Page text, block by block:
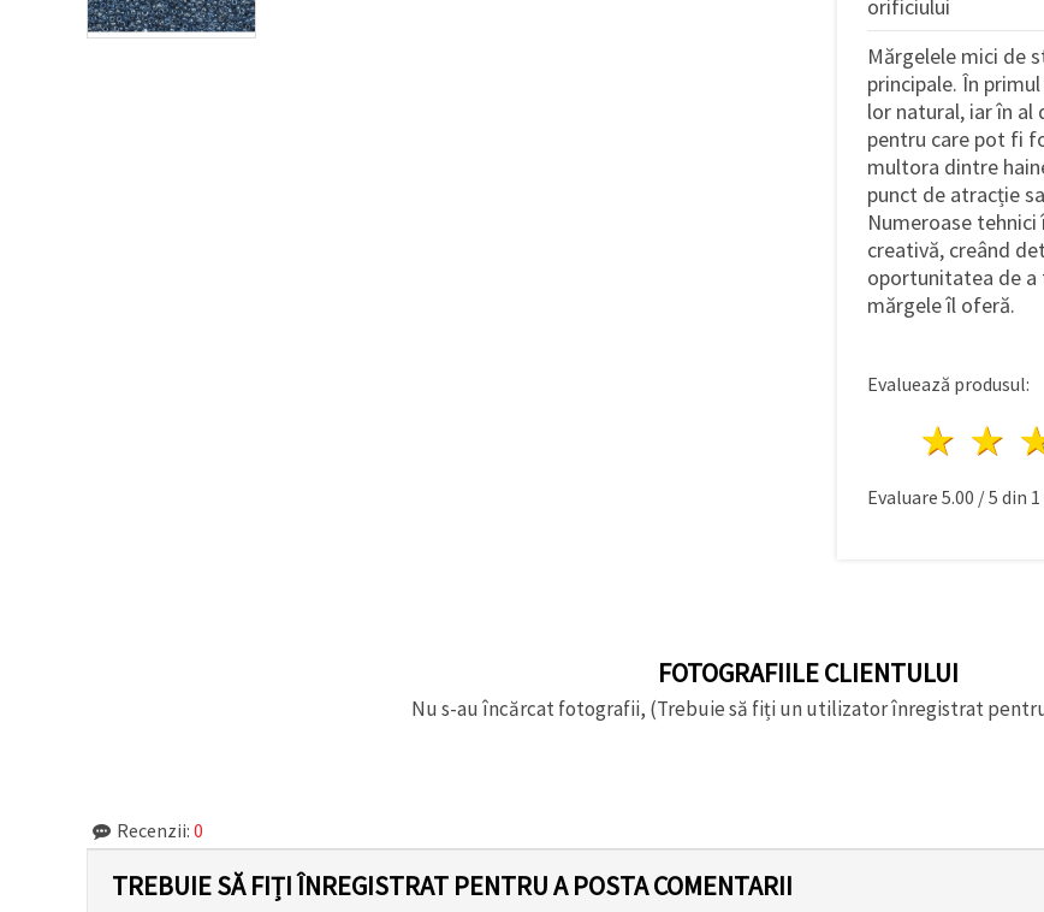
orificiului
Mărgelele mici de
principale. În
lor natural, iar în al
pentru care pot fi
multora dintre
punct de atracție
Numeroase
creativă, creând
oportunitatea de a
mărgele îl oferă.
Evaluează produsul:
1
Evaluare 5.00 /5 din 1
FOTOGRAFIILE CLIENTULUI
Nu s-au încărcat fotografii, (Trebuie să fiți un utilizator înregistrat
Recenzii: 0
TREBUIE SĂ FIȚI ÎNREGISTRAT PENTRU A POSTA COMENTARII